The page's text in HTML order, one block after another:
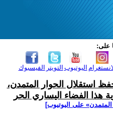
على:
الفيسبوك التويتر اليوتيوب
استقلال الحوار المتمدن،
هذا الفضاء اليساري الحر
على اليوتيوب]